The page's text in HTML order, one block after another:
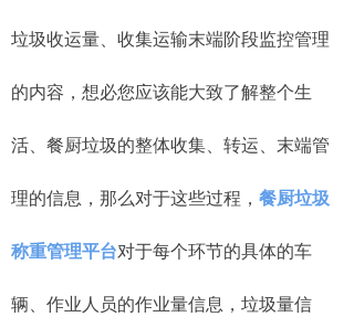
垃圾收运量、收集运输末端阶段监控管理
的内容，想必您应该能大致了解整个生
活、餐厨垃圾的整体收集、转运、末端管
理的信息，那么对于这些过程， 餐厨垃圾
称重管理平台对于每个环节的具体的车
辆、作业人员的作业量信息，垃圾量信